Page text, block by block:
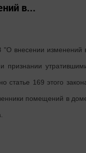
в...
"О внесении изменений
признании
статье 169 этого
помещений в